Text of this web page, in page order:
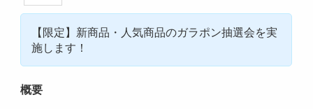
【限定】新商品・人気商品のガラポン抽選会を実
施します！
概要